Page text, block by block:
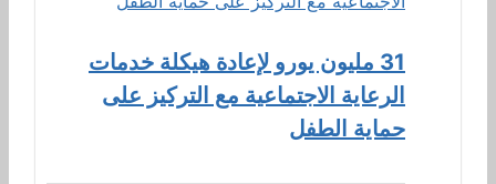
31 مليون يورو لإعادة هيكلة خدمات
الرعاية الاجتماعية مع التركيز على
حماية الطفل